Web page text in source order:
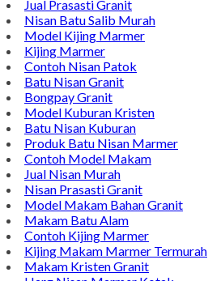
Jual Prasasti Granit
Nisan Batu Salib Murah
Model Kijing Marmer
Kijing Marmer
Contoh Nisan Patok
Batu Nisan Granit
Bongpay Granit
Model Kuburan Kristen
Batu Nisan Kuburan
Produk Batu Nisan Marmer
Contoh Model Makam
Jual Nisan Murah
Nisan Prasasti Granit
Model Makam Bahan Granit
Makam Batu Alam
Contoh Kijing Marmer
Kijing Makam Marmer Termurah
Makam Kristen Granit